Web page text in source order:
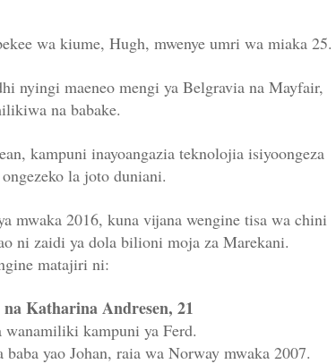
wa kiume, Hugh, mwenye umri wa miaka 25.
nyingi maeneo mengi ya Belgravia na Mayfair,
na babake.
kampuni inayoangazia teknolojia isiyoongeza
la joto duniani.
mwaka 2016, kuna vijana wengine tisa wa chini
ni zaidi ya dola bilioni moja za Marekani.
matajiri ni:
Katharina Andresen, 21
kampuni ya Ferd.
yao Johan, raia wa Norway mwaka 2007.